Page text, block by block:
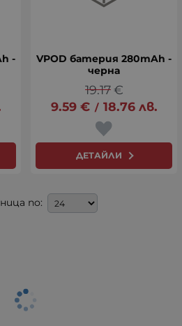
-
VPOD батерия 280mAh -
черна
19.17 €
9.59 € / 18.76 лв.
ДЕТАЙЛИ
по: